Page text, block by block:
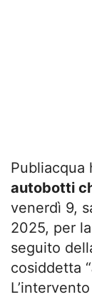
Publiacqua
autobotti
venerdì 9,
2025, per
seguito
cosiddetta “